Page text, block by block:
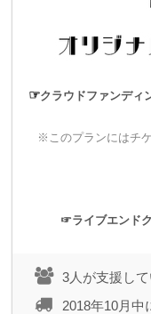
当日スタッフが使う
当日、スタッフパス
☞クラウドファンディ
※このプランにはチ
☞ライブエンド
3人が支援し
2018年10月中